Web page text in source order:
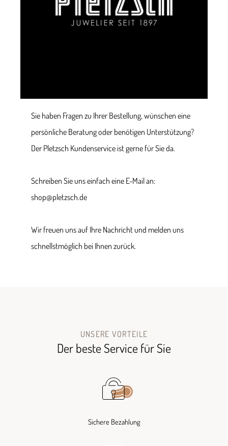
Sie haben Fragen zu Ihrer Bestellung, wünschen eine
persönliche Beratung oder benötigen Unterstützung?
Der Pletzsch Kundenservice ist gerne für Sie da.
Schreiben Sie uns einfach eine E-Mail an:
shop@pletzsch.de
Wir freuen uns auf Ihre Nachricht und melden uns
schnellstmöglich bei Ihnen zurück.
UNSERE VORTEILE
Der beste Service für Sie
Sichere Bezahlung